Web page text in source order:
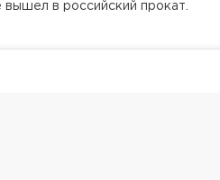
в российский прокат.